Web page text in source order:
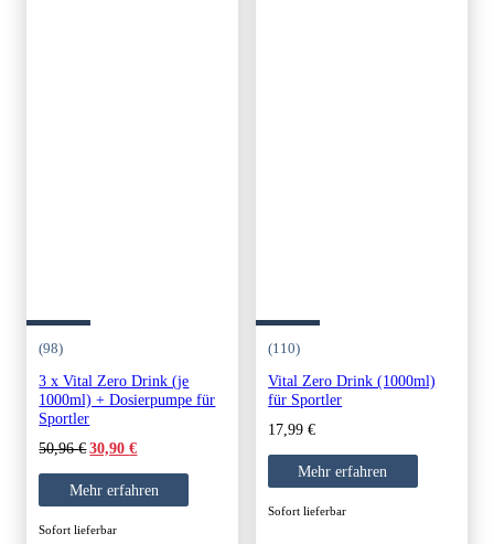
(98)
3 x Vital Zero Drink (je
1000ml) + Dosierpumpe für
Sportler
50,96€Original
was:
50,96 €.
30,90€Current
is:
30,90 €.
Mehr erfahren
Sofort lieferbar
(110)
Vital Zero Drink (1000ml)
für Sportler
17,99€
Mehr erfahren
Sofort lieferbar